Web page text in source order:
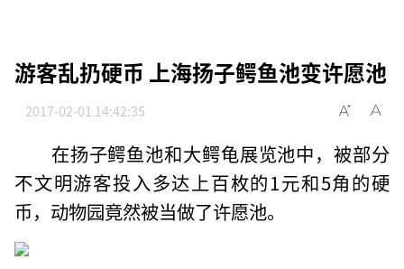
游客乱扔硬币 上海扬子鳄鱼池变许愿池
2017-02-01 14:42:35
在扬子鳄鱼池和大鳄龟展览池中，被部分
不文明游客投入多达上百枚的1元和5角的硬
币，动物园竟然被当做了许愿池。